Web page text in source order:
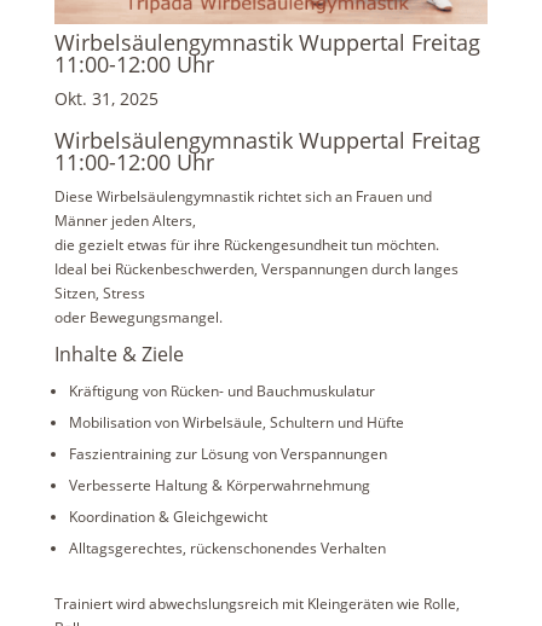
Wirbelsäulengymnastik Wuppertal Freitag
11:00-12:00 Uhr
Okt. 31, 2025
Wirbelsäulengymnastik Wuppertal Freitag
11:00-12:00 Uhr
Diese Wirbelsäulengymnastik richtet sich an Frauen und
Männer jeden Alters,
die gezielt etwas für ihre Rückengesundheit tun möchten.
Ideal bei Rückenbeschwerden, Verspannungen durch langes
Sitzen, Stress
oder Bewegungsmangel.
Inhalte & Ziele
Kräftigung von Rücken- und Bauchmuskulatur
Mobilisation von Wirbelsäule, Schultern und Hüfte
Faszientraining zur Lösung von Verspannungen
Verbesserte Haltung & Körperwahrnehmung
Koordination & Gleichgewicht
Alltagsgerechtes, rückenschonendes Verhalten
Trainiert wird abwechslungsreich mit Kleingeräten wie Rolle,